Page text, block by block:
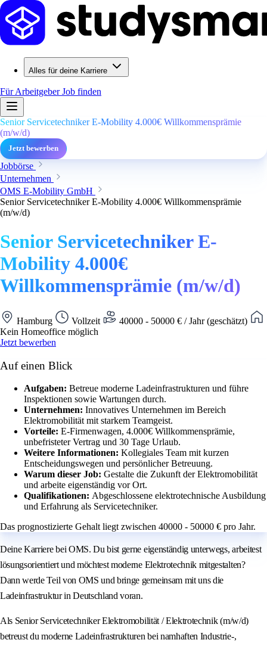
Alles für deine Karriere
Für ArbeitgeberJob finden
Senior Servicetechniker E-Mobility 4.000€ Willkommensprämie
(m/w/d)
Jetzt bewerben
Jobbörse
Unternehmen
OMS E-Mobility GmbH
Senior Servicetechniker E-Mobility 4.000€ Willkommensprämie
(m/w/d)
Senior Servicetechniker E-
Mobility 4.000€
Willkommensprämie (m/w/d)
Hamburg Vollzeit
40000 - 50000 € / Jahr (geschätzt)
Kein Homeoffice möglich
Jetzt bewerben
Auf einen Blick
Aufgaben: Betreue moderne Ladeinfrastrukturen und führe
Inspektionen sowie Wartungen durch.
Unternehmen: Innovatives Unternehmen im Bereich
Elektromobilität mit starkem Teamgeist.
Vorteile: E-Firmenwagen, 4.000€ Willkommensprämie,
unbefristeter Vertrag und 30 Tage Urlaub.
Weitere Informationen: Kollegiales Team mit kurzen
Entscheidungswegen und persönlicher Betreuung.
Warum dieser Job: Gestalte die Zukunft der Elektromobilität
und arbeite eigenständig vor Ort.
Qualifikationen: Abgeschlossene elektrotechnische Ausbildung
und Erfahrung als Servicetechniker.
Das prognostizierte Gehalt liegt zwischen 40000 - 50000 € pro Jahr.
Deine Karriere bei OMS. Du bist gerne eigenständig unterwegs, arbeitest
lösungsorientiert und möchtest moderne Elektrotechnik mitgestalten?
Dann werde Teil von OMS und bringe gemeinsam mit uns die
Ladeinfrastruktur in Deutschland voran.
Als Senior Servicetechniker Elektromobilität / Elektrotechnik (m/w/d)
betreust du moderne Ladeinfrastrukturen bei namhaften Industrie-,